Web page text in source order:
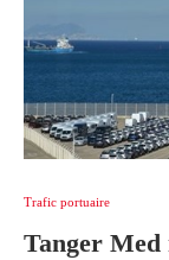
Trafic portuaire
Tanger Med